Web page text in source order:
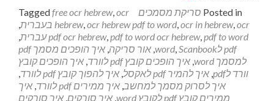
about
חברת
סריקה
למסמכים
Posted in סריקת מסמכים Taggedfree ocr hebrew,ocr
hebrew,ocr hebrew pdf to word,ocr in hebrew,ocr בעברית
,
pdf ocr hebrew,pdf to word ocr hebrew,pdf to word עברית
,
pdf לword
,Scanbook
, אור סריקה,
איך הופכים מסמך pdf
למסמך word
, איך הופכים קובץ pdf לוורד , איך הופכים קובץ
וורד לpdf
, איך להמיר pdf לאקסל , איך להפוך קובץ pdf לוורד
,
איך לסרוק מסמך למחשב, איך ממירים pdf לוורד , איך
ממירים קובץ pdf לקובץ word
, איך סורקים, איך סורקים